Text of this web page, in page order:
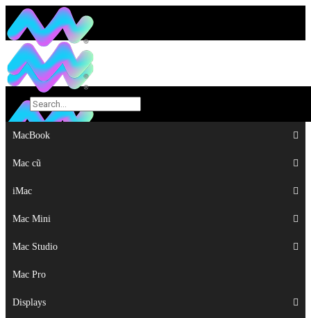
MacBook
Mac cũ
iMac
Mac Mini
Mac Studio
Mac Pro
MacBook
Mac cũ
iMac
Mac Mini
Mac Studio
Mac Pro
Displays